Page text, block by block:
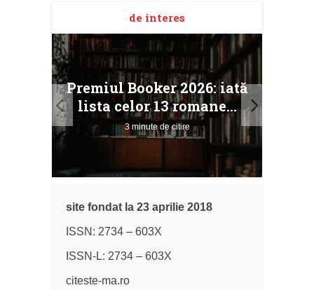
de interes
Premiul Booker 2026: iată
lista celor 13 romane...
3 minute de citire
site fondat la 23 aprilie 2018
ISSN: 2734 – 603X
ISSN-L: 2734 – 603X
citeste-ma.ro